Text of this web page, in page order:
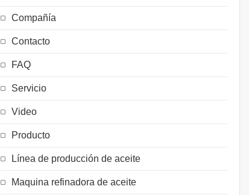
Compañía
Contacto
FAQ
Servicio
Video
Producto
Línea de producción de aceite
Maquina refinadora de aceite